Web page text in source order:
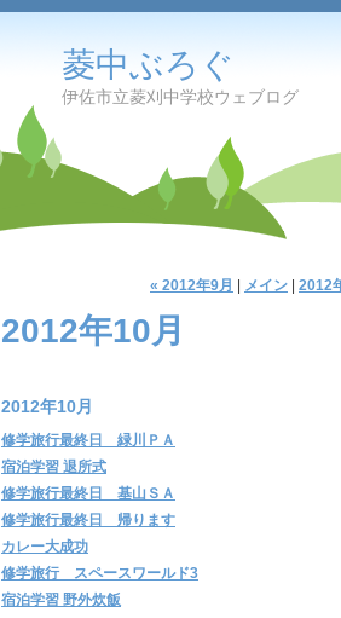
菱中ぶろぐ
伊佐市立菱刈中学校ウェブログ
« 2012年9月 メイン 2012
2012年10月
2012年10月
修学旅行最終日 緑川ＰＡ
宿泊学習 退所式
修学旅行最終日 基山ＳＡ
修学旅行最終日 帰ります
カレー大成功
修学旅行 スペースワールド3
宿泊学習 野外炊飯